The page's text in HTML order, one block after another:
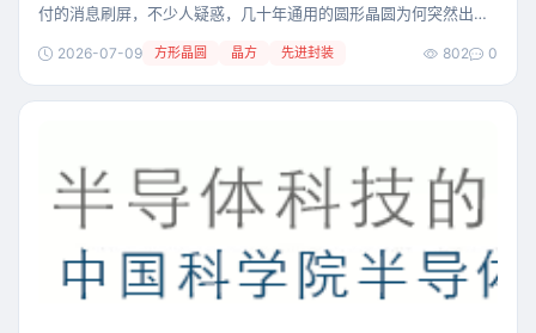
付的消息刷屏，不少人疑惑，几十年通用的圆形晶圆为何突然出现
晶圆和“晶方” 传统晶圆天生是圆形，硅棒经旋转提拉长成圆柱，切
2026-07-09 方形晶圆 晶方 先进封装 802 0